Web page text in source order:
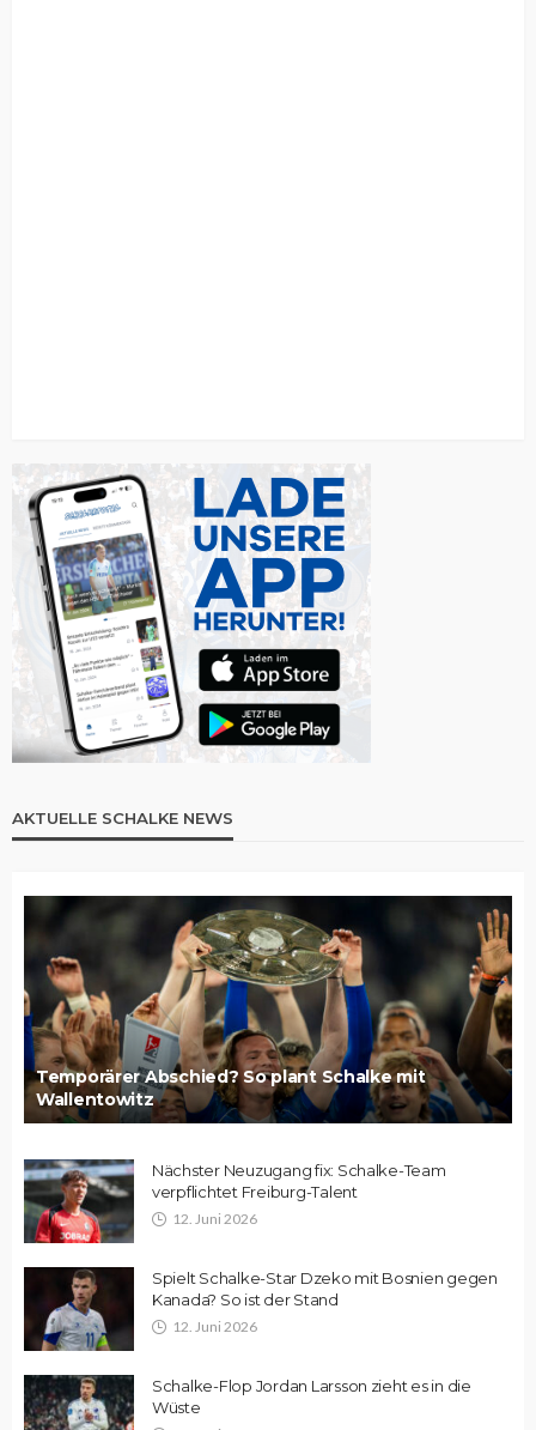
AKTUELLE SCHALKE NEWS
Temporärer Abschied? So plant Schalke mit
Wallentowitz
Nächster Neuzugang fix: Schalke-Team
verpflichtet Freiburg-Talent
12. Juni 2026
Spielt Schalke-Star Dzeko mit Bosnien gegen
Kanada? So ist der Stand
12. Juni 2026
Schalke-Flop Jordan Larsson zieht es in die
Wüste